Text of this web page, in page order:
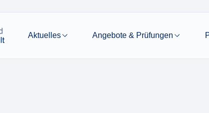
Aktuelles Angebote & Prüfungen